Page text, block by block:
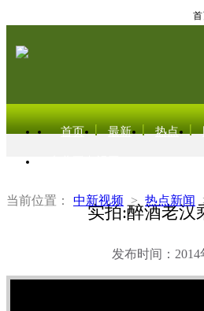
首页 最新 热点
当前位置： 中新视频 > 热点新闻
实拍:醉酒老汉
发布时间：2014